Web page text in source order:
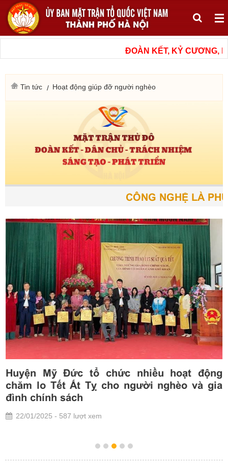
ĐOÀN KẾT, KỶ CƯƠNG,
Tin tức Hoạt động giúp đỡ người nghèo
CÔNG NGHỆ LÀ
Huyện Mỹ Đức tổ chức nhiều hoạt động
chăm lo Tết Ất Tỵ cho người nghèo và gia
đình chính sách
22/01/2025 - 587 lượt xem